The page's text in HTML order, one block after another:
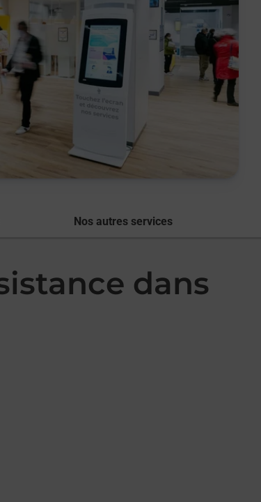
Nos autres services
dans